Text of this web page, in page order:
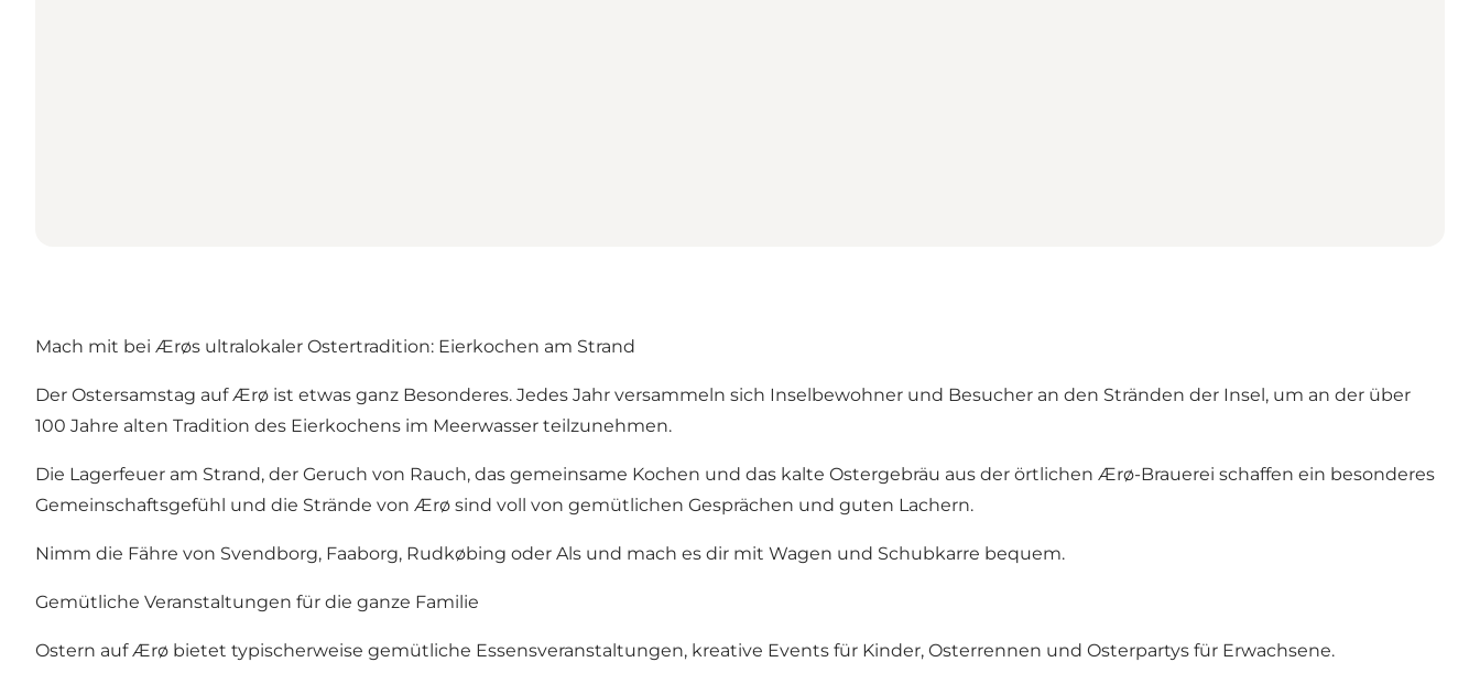
Mach mit bei Ærøs ultralokaler Ostertradition: Eierkochen am Strand
Der Ostersamstag auf Ærø ist etwas ganz Besonderes. Jedes Jahr versammeln sich Inselbewohner und Besucher an den Stränden der Insel, um an der über
100 Jahre alten Tradition des Eierkochens im Meerwasser teilzunehmen.
Die Lagerfeuer am Strand, der Geruch von Rauch, das gemeinsame Kochen und das kalte Ostergebräu aus der örtlichen Ærø-Brauerei schaffen ein besonderes
Gemeinschaftsgefühl und die Strände von Ærø sind voll von gemütlichen Gesprächen und guten Lachern.
Nimm die Fähre von Svendborg, Faaborg, Rudkøbing oder Als und mach es dir mit Wagen und Schubkarre bequem.
Gemütliche Veranstaltungen für die ganze Familie
Ostern auf Ærø bietet typischerweise gemütliche Essensveranstaltungen, kreative Events für Kinder, Osterrennen und Osterpartys für Erwachsene.